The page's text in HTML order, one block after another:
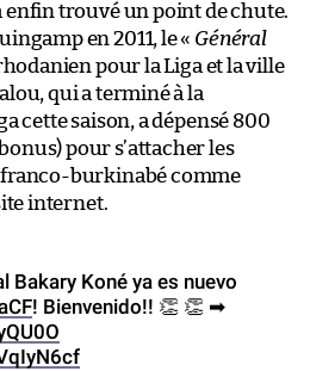
enfin trouvé un point de chute.
en 2011, le « Général
pour la Liga et la ville
qui a terminé à la
cette saison, a dépensé 800
pour s’attacher les
burkinabé comme
internet.
Bakary Koné ya es nuevo
! Bienvenido!! 👏 👏 ➡